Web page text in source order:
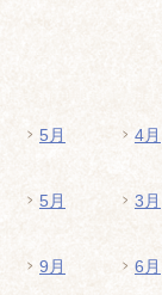
5月 4月
5月 3月
9月 6月